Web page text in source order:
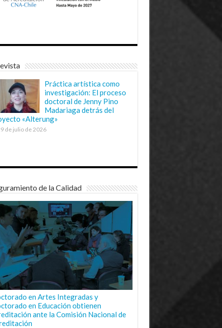
Práctica artística como
investigación: El proceso
doctoral de Jenny Pino
Madariaga detrás del
«Alterung»
de julio de 2026
de la Calidad
en Artes Integradas y
en Educación obtienen
ante la Comisión Nacional de